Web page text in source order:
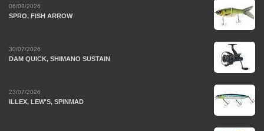
06/08/2026
SPRO, FISH ARROW
30/07/2026
DAM QUICK, SHIMANO SUSTAIN
23/07/2026
ILLEX, LEW'S, SPINMAD